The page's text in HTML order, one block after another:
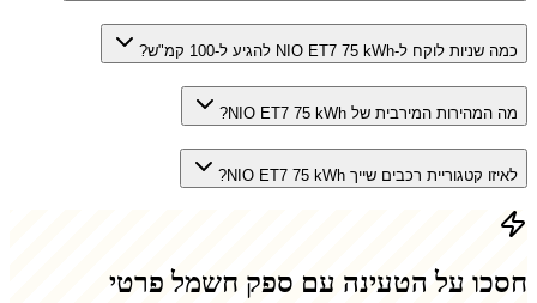
כמה שניות לוקח ל-NIO ET7 75 kWh להגיע ל-100 קמ"ש?
מה המהירות המירבית של NIO ET7 75 kWh?
לאיזו קטגוריית רכבים שייך NIO ET7 75 kWh?
חסכו על הטעינה עם ספק חשמל פרטי